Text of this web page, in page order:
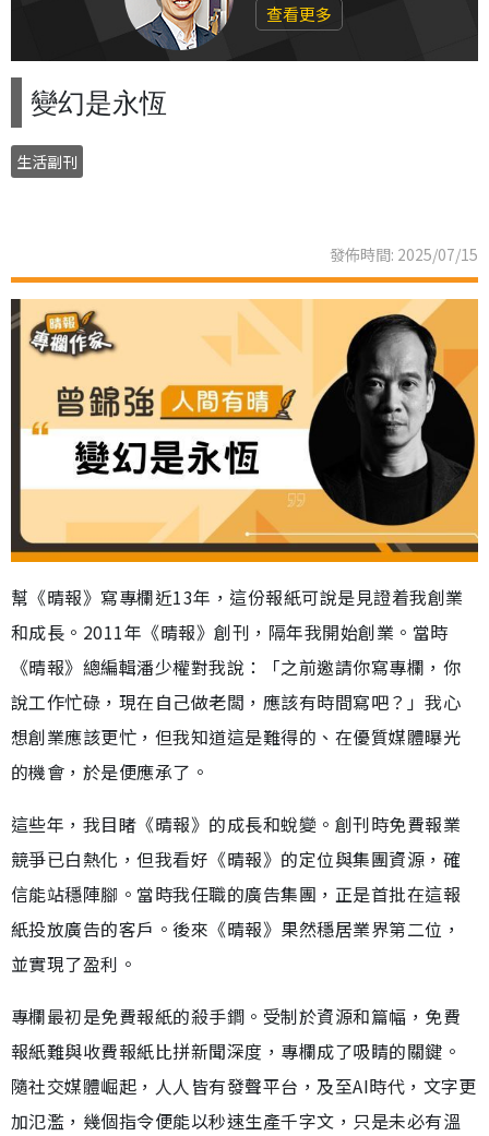
查看更多
變幻是永恆
生活副刊
發佈時間: 2025/07/15
幫《晴報》寫專欄近13年，這份報紙可說是見證着我創業
和成長。2011年《晴報》創刊，隔年我開始創業。當時
《晴報》總編輯潘少權對我說：「之前邀請你寫專欄，你
說工作忙碌，現在自己做老闆，應該有時間寫吧？」我心
想創業應該更忙，但我知道這是難得的、在優質媒體曝光
的機會，於是便應承了。
這些年，我目睹《晴報》的成長和蛻變。創刊時免費報業
競爭已白熱化，但我看好《晴報》的定位與集團資源，確
信能站穩陣腳。當時我任職的廣告集團，正是首批在這報
紙投放廣告的客戶。後來《晴報》果然穩居業界第二位，
並實現了盈利。
專欄最初是免費報紙的殺手鐧。受制於資源和篇幅，免費
報紙難與收費報紙比拼新聞深度，專欄成了吸睛的關鍵。
隨社交媒體崛起，人人皆有發聲平台，及至AI時代，文字更
加氾濫，幾個指令便能以秒速生產千字文，只是未必有溫